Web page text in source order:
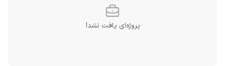
پروژه‌ای یافت نشد!